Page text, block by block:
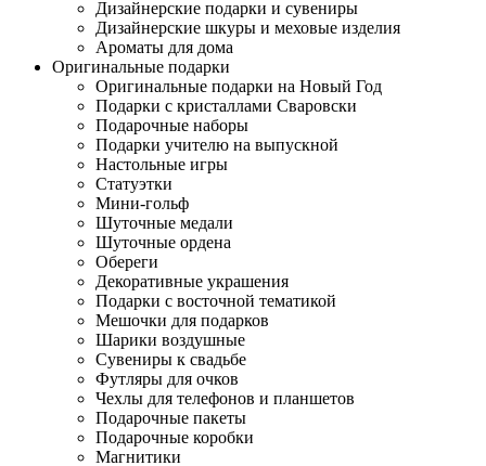
Дизайнерские подарки и сувениры
Дизайнерские шкуры и меховые изделия
Ароматы для дома
Оригинальные подарки
Оригинальные подарки на Новый Год
Подарки с кристаллами Сваровски
Подарочные наборы
Подарки учителю на выпускной
Настольные игры
Статуэтки
Мини-гольф
Шуточные медали
Шуточные ордена
Обереги
Декоративные украшения
Подарки с восточной тематикой
Мешочки для подарков
Шарики воздушные
Сувениры к свадьбе
Футляры для очков
Чехлы для телефонов и планшетов
Подарочные пакеты
Подарочные коробки
Магнитики